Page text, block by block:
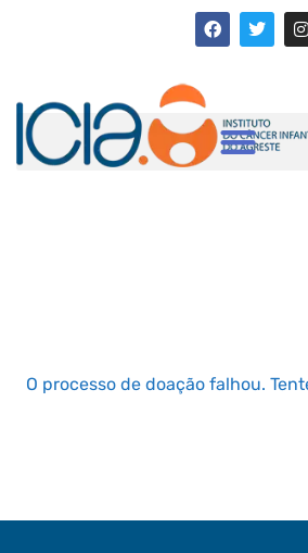
O processo de doação falhou.